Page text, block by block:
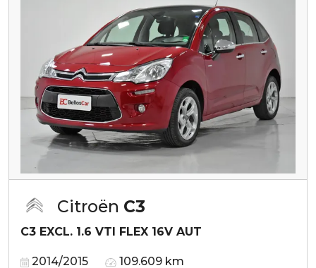
Citroën C3
C3 EXCL. 1.6 VTI FLEX 16V AUT
2014/2015 109.609 km